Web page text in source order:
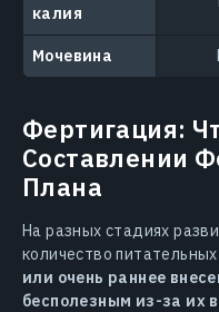
калия
Мочевина
Фертигация:
Составлении
Плана
На разных стадиях
количество
или очень раннее
бесполезным из-за их